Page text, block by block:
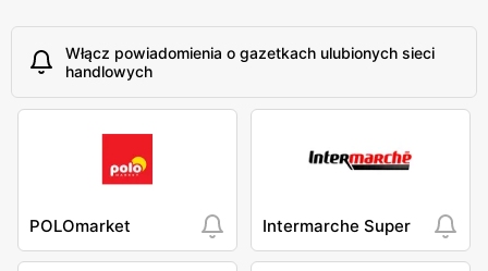
Włącz powiadomienia o gazetkach ulubionych sieci
handlowych
POLOmarket Intermarche Super